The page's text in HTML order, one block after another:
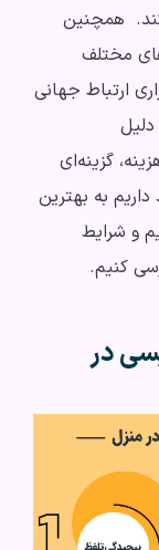
همچنین
مختلف
ارتباط جهانی
گزینه‌ای
به بهترین
و شرایط
کنیم.
در